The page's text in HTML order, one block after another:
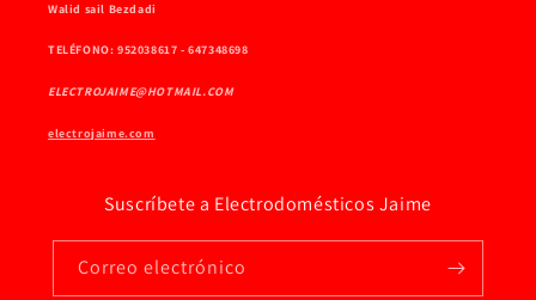
Walid sail Bezdadi
TELÉFONO: 952038617 - 647348698
ELECTROJAIME@HOTMAIL.COM
electrojaime.com
Suscríbete a Electrodomésticos Jaime
Correo electrónico